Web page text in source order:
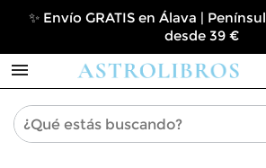
✨ Envío GRATIS en Álava |
desde 39 €
